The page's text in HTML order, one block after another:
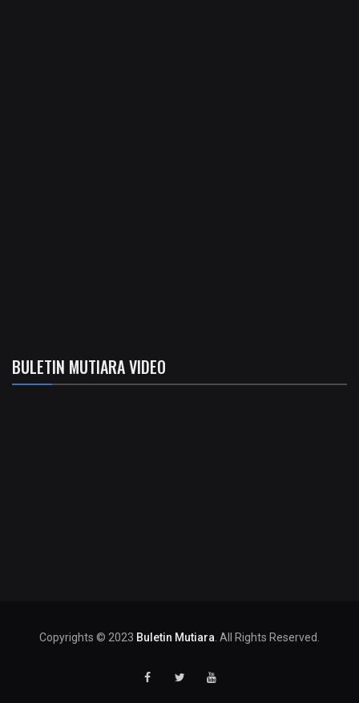
BULETIN MUTIARA VIDEO
Copyrights © 2023 Buletin Mutiara . All Rights Reserved.